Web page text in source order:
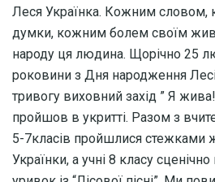
Леся Українка. Кожним
думки, кожним болем своїм
народу ця людина. Щорічно 25
роковини з Дня народження
тривогу виховний захід ” Я
пройшов в укритті. Разом з
5-7класів пройшлися стежками
Українки, а учні 8 класу